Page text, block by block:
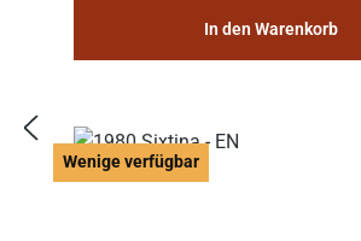
In den Warenkorb
Wenige verfügbar